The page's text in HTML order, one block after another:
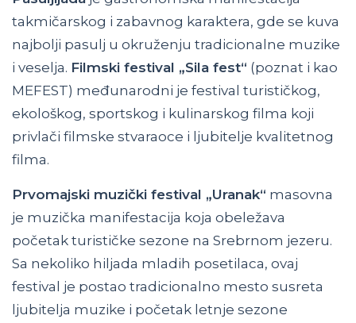
takmičarskog i zabavnog karaktera, gde se kuva
najbolji pasulj u okruženju tradicionalne muzike
i veselja. Filmski festival „Sila fest“ (poznat i kao
MEFEST) međunarodni je festival turističkog,
ekološkog, sportskog i kulinarskog filma koji
privlači filmske stvaraoce i ljubitelje kvalitetnog
filma.
Prvomajski muzički festival „Uranak“ masovna
je muzička manifestacija koja obeležava
početak turističke sezone na Srebrnom jezeru.
Sa nekoliko hiljada mladih posetilaca, ovaj
festival je postao tradicionalno mesto susreta
ljubitelja muzike i početak letnje sezone